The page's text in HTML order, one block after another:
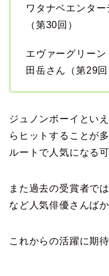
ワタナベエンタ
（第30回）
エヴァーグリー
田岳さん（第29回
ジュノンボーイとい
らヒットすることが
ルートで人気になる
また過去の受賞者で
など人気俳優さんばか
これからの活躍に期待